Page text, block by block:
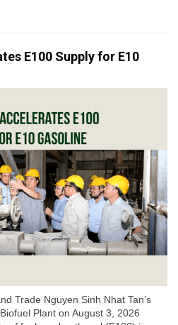
E100 Supply for E10
Trade Nguyen Sinh Nhat Tan’s
Plant on August 3, 2026